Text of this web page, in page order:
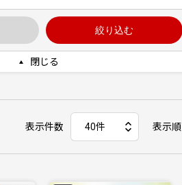
絞り込む
閉じる
表示件数 表示順